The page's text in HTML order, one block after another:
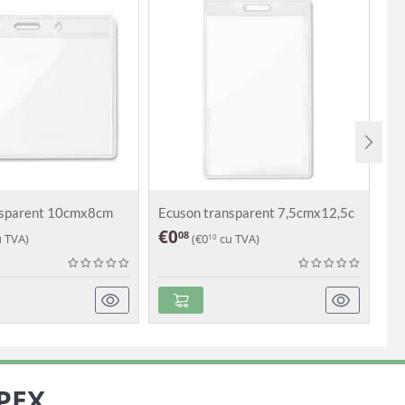
10cmx8cm
Ecuson transparent 7,5cmx12,5c
€008 (€010 cu TVA)